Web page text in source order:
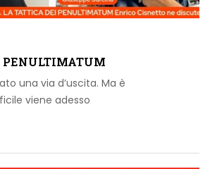
PENULTIMATUM
una via d’uscita. Ma è
viene adesso